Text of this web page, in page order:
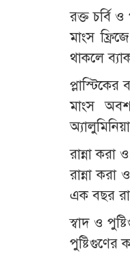
রক্ত চর্বি ও
মাংস
থাকলে
প্লাস্টিকের
মাংস
রান্না করা
রান্না
এক বছর
স্বাদ ও
পুষ্টিগুণের